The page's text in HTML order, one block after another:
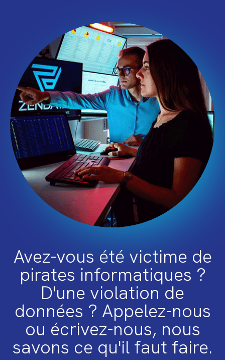
Avez-vous été victime de
pirates informatiques ?
D'une violation de
données ? Appelez-nous
ou écrivez-nous, nous
savons ce qu'il faut faire.